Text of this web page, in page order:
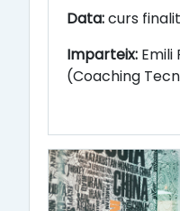
Data:curs
Imparteix: Emili
(Coaching